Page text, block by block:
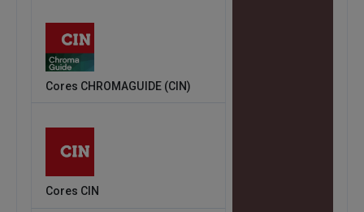
Cores CHROMAGUIDE (CIN)
Cores CIN